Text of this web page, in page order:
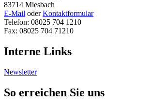
83714 Miesbach
E-Mail oderKontaktformular
Telefon: 08025 704 1210
Fax: 08025 704 71210
Interne Links
Newsletter
So erreichen Sie uns